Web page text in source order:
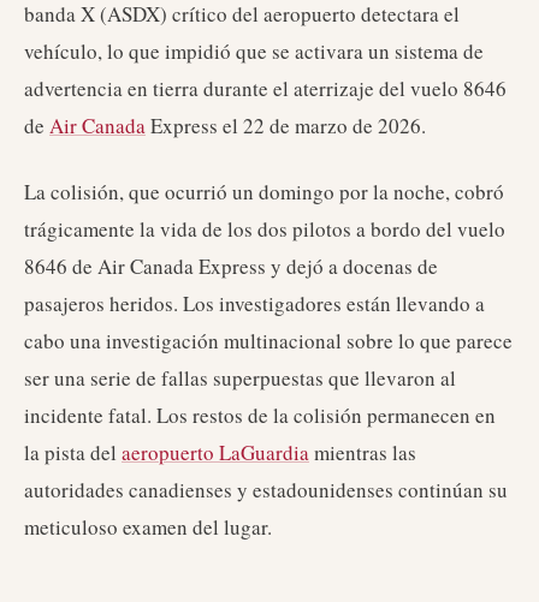
banda X (ASDX) crítico del aeropuerto detectara el
vehículo, lo que impidió que se activara un sistema de
advertencia en tierra durante el aterrizaje del vuelo 8646
de Air CanadaExpress el 22 de marzo de 2026.
La colisión, que ocurrió un domingo por la noche, cobró
trágicamente la vida de los dos pilotos a bordo del vuelo
8646 de Air Canada Express y dejó a docenas de
pasajeros heridos. Los investigadores están llevando a
cabo una investigación multinacional sobre lo que parece
ser una serie de fallas superpuestas que llevaron al
incidente fatal. Los restos de la colisión permanecen en
la pista del aeropuerto LaGuardiamientras las
autoridades canadienses y estadounidenses continúan su
meticuloso examen del lugar.